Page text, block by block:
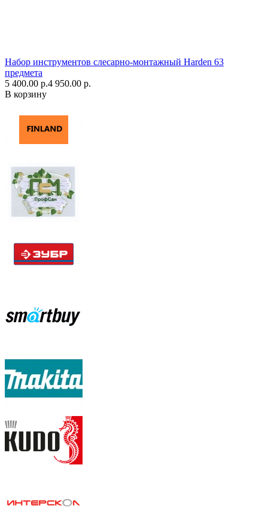
Набор инструментов слесарно-монтажный Harden 63
предмета
5 400.00 р.4 950.00 р.
В корзину